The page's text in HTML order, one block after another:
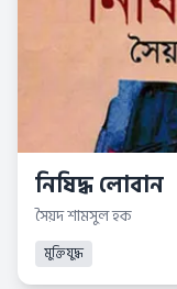
নিষিদ্ধ লোবান
সৈয়দ শামসুল হক
মুক্তিযুদ্ধ